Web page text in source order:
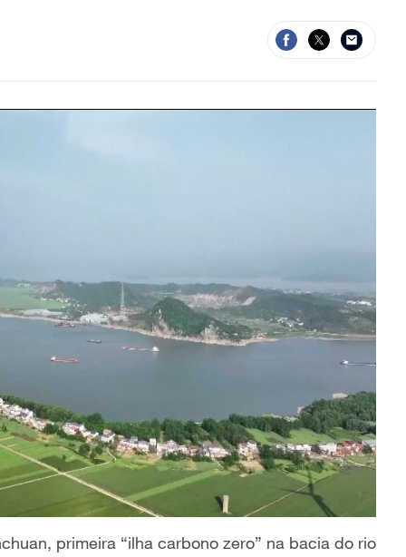
primeira “ilha carbono zero” na bacia do rio